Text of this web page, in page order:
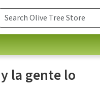
la gente lo